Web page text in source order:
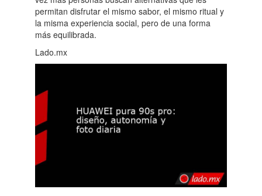
permitan disfrutar el mismo sabor, el mismo ritual y
la misma experiencia social, pero de una forma
más equilibrada.
Lado.mx